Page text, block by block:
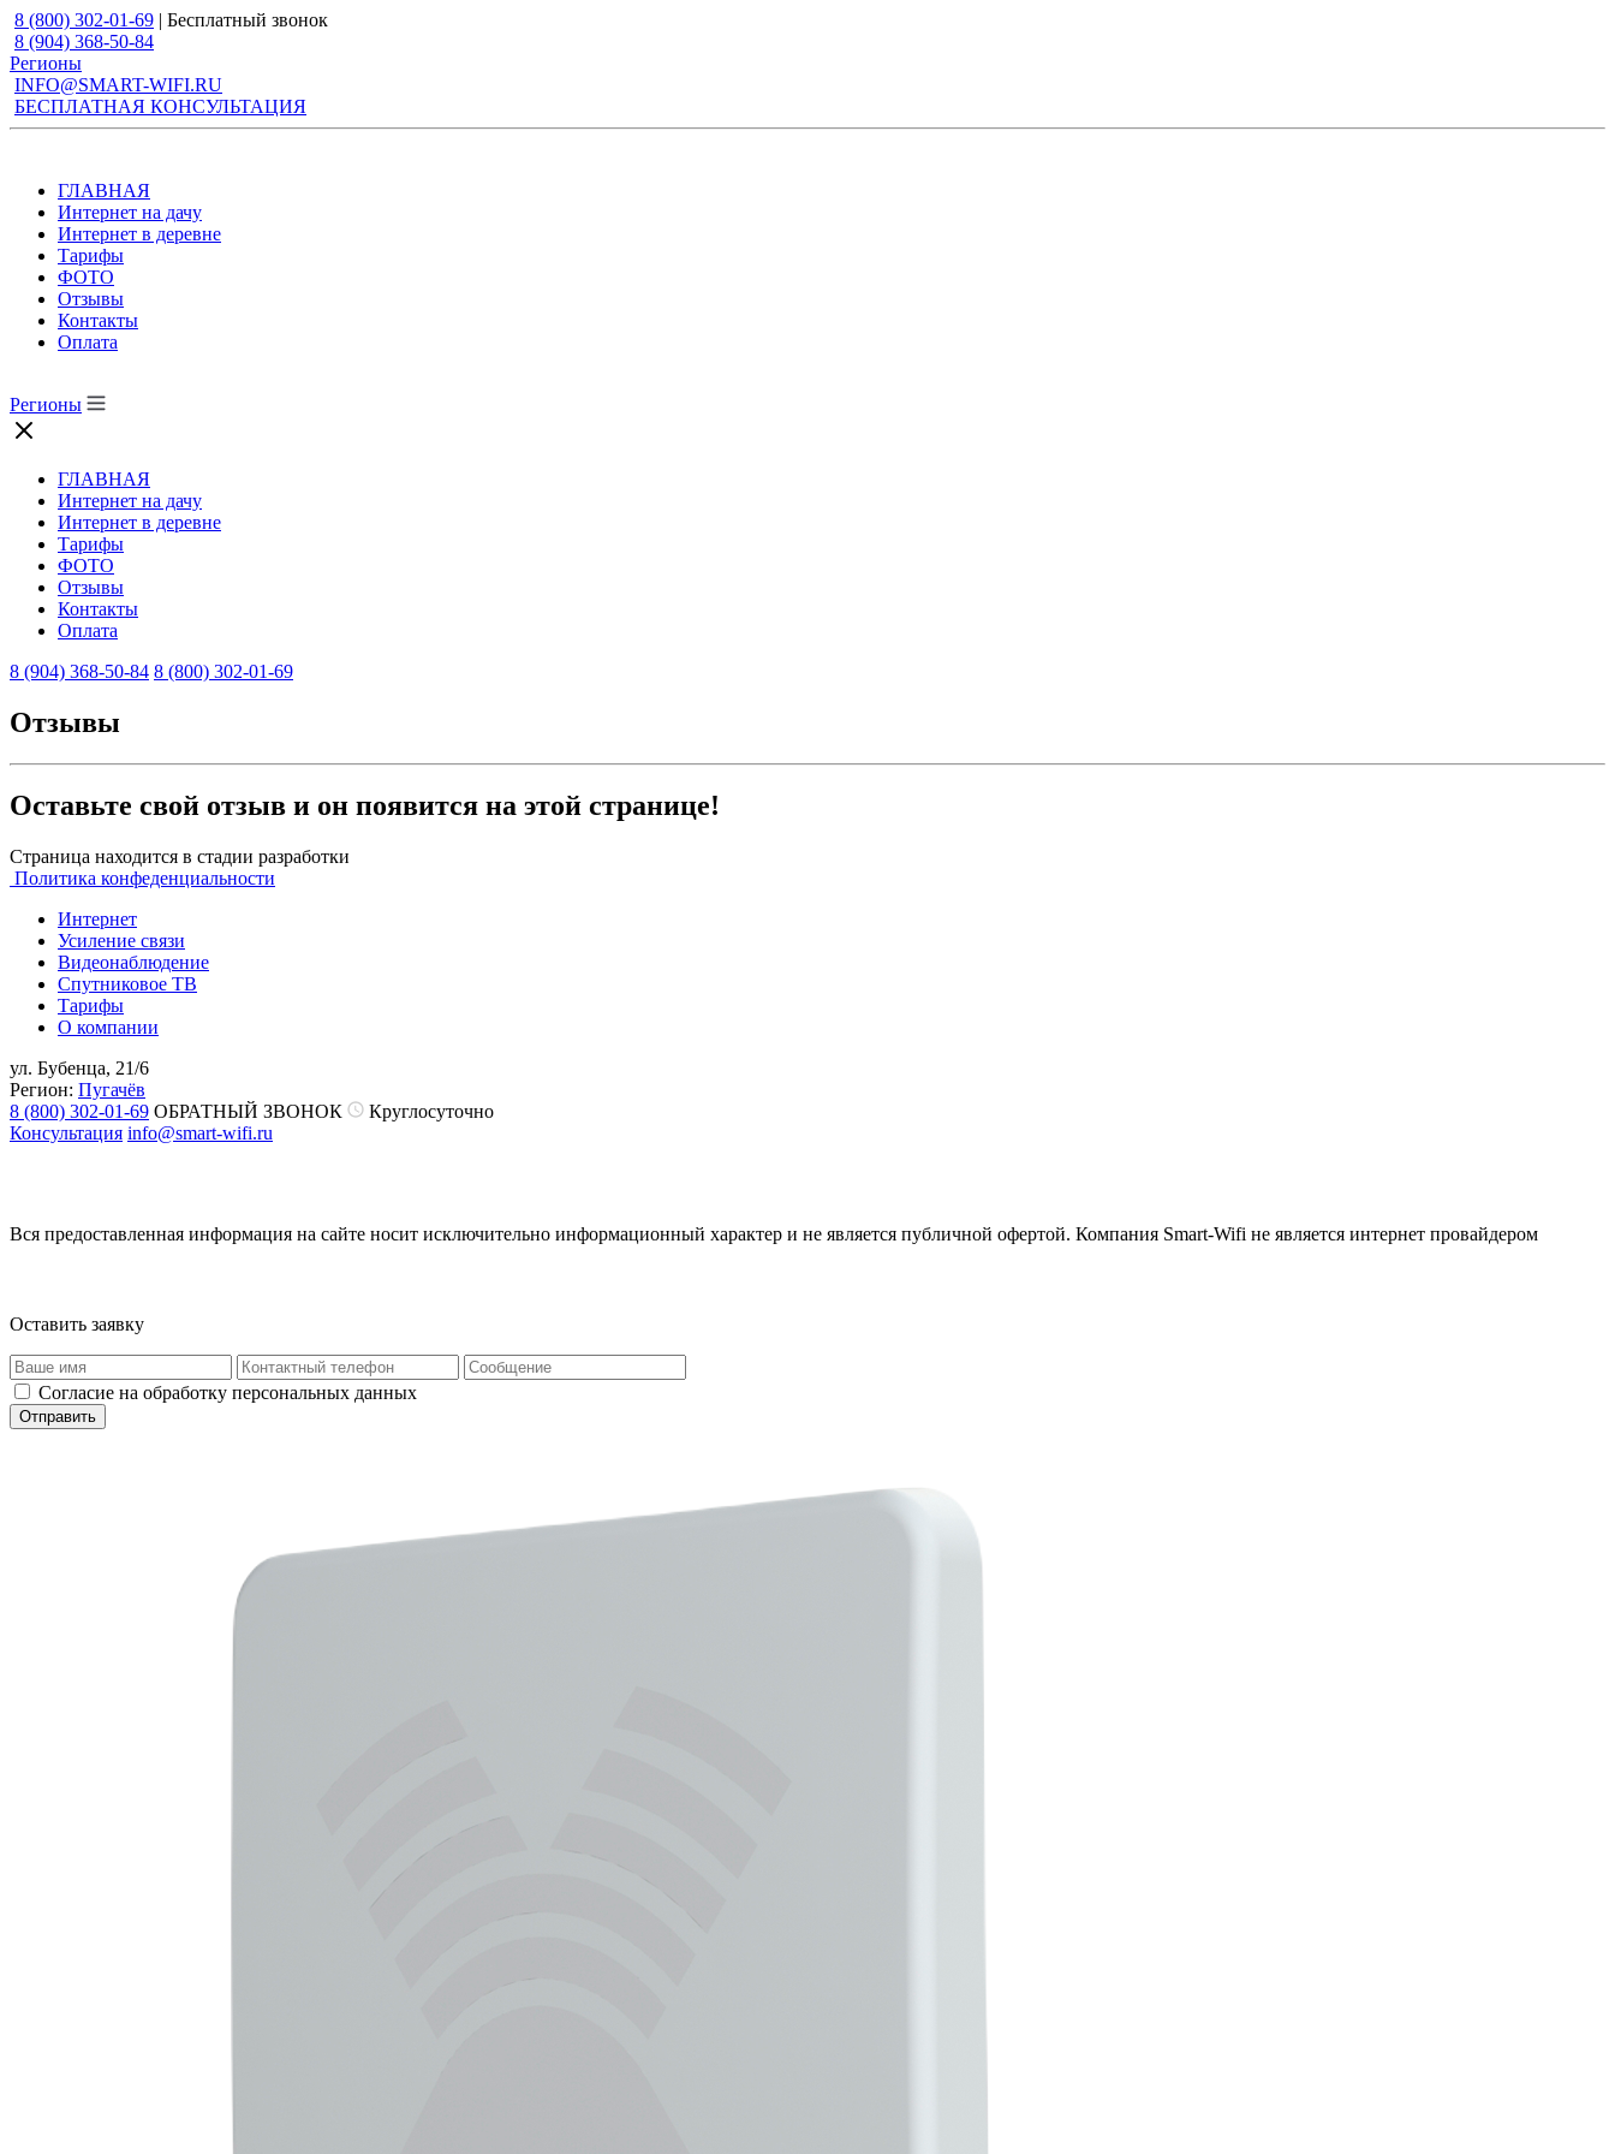
8 (800) 302-01-69 | Бесплатный звонок
8 (904) 368-50-84
Регионы
INFO@SMART-WIFI.RU
БЕСПЛАТНАЯ КОНСУЛЬТАЦИЯ
ГЛАВНАЯ
Интернет на дачу
Интернет в деревне
Тарифы
ФОТО
Отзывы
Контакты
Оплата
Регионы
ГЛАВНАЯ
Интернет на дачу
Интернет в деревне
Тарифы
ФОТО
Отзывы
Контакты
Оплата
8 (904) 368-50-84 8 (800) 302-01-69
Отзывы
Оставьте свой отзыв и он появится на этой странице!
Страница находится в стадии разработки
Политика конфеденциальности
Интернет
Усиление связи
Видеонаблюдение
Спутниковое ТВ
Тарифы
О компании
ул. Бубенца, 21/6
Регион: Пугачёв
8 (800) 302-01-69 ОБРАТНЫЙ ЗВОНОК
Круглосуточно
Консультация info@smart-wifi.ru
Вся предоставленная информация на сайте носит исключительно информационный характер и не является публичной офертой. Компания Smart-Wifi не является интернет провайдером
Оставить заявку
Согласие на обработку персональных данных
Отправить